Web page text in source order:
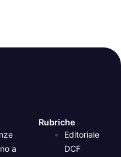
a
Rubriche
Editoriale
DCF